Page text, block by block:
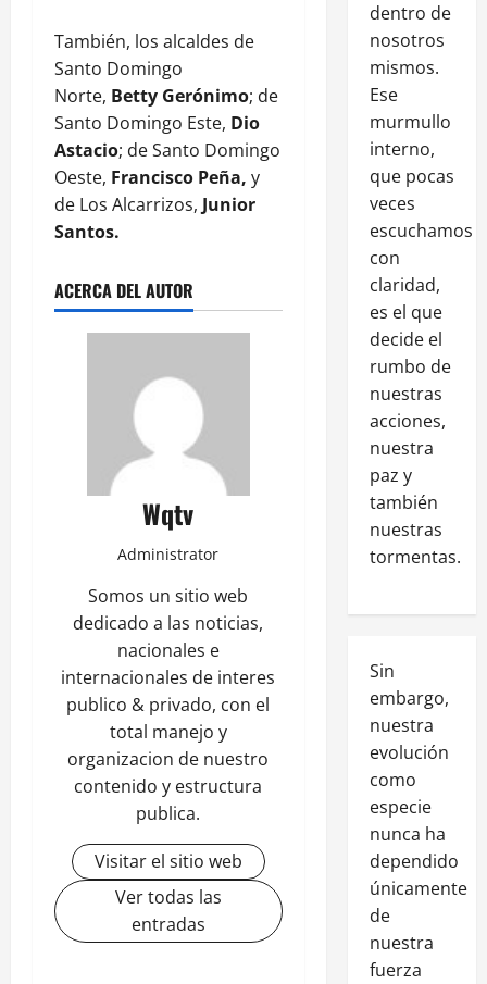
También, los alcaldes de
Santo Domingo
Norte, Betty Gerónimo; de
Santo Domingo Este, Dio
Astacio; de Santo Domingo
Oeste, Francisco Peña, y
de Los Alcarrizos, Junior
Santos.
ACERCA DEL AUTOR
Wqtv
Administrator
Somos un sitio web
dedicado a las noticias,
nacionales e
internacionales de interes
publico & privado, con el
total manejo y
organizacion de nuestro
contenido y estructura
publica.
Visitar el sitio web
Ver todas las
entradas
dentro de
nosotros
mismos.
Ese
murmullo
interno,
que pocas
veces
escuchamos
con
claridad,
es el que
decide el
rumbo de
nuestras
acciones,
nuestra
paz y
también
nuestras
tormentas.
Sin
embargo,
nuestra
evolución
como
especie
nunca ha
dependido
únicamente
de
nuestra
fuerza